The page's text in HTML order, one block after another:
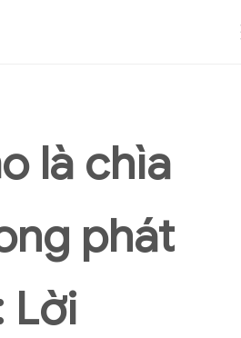
là chìa
phát
Lời